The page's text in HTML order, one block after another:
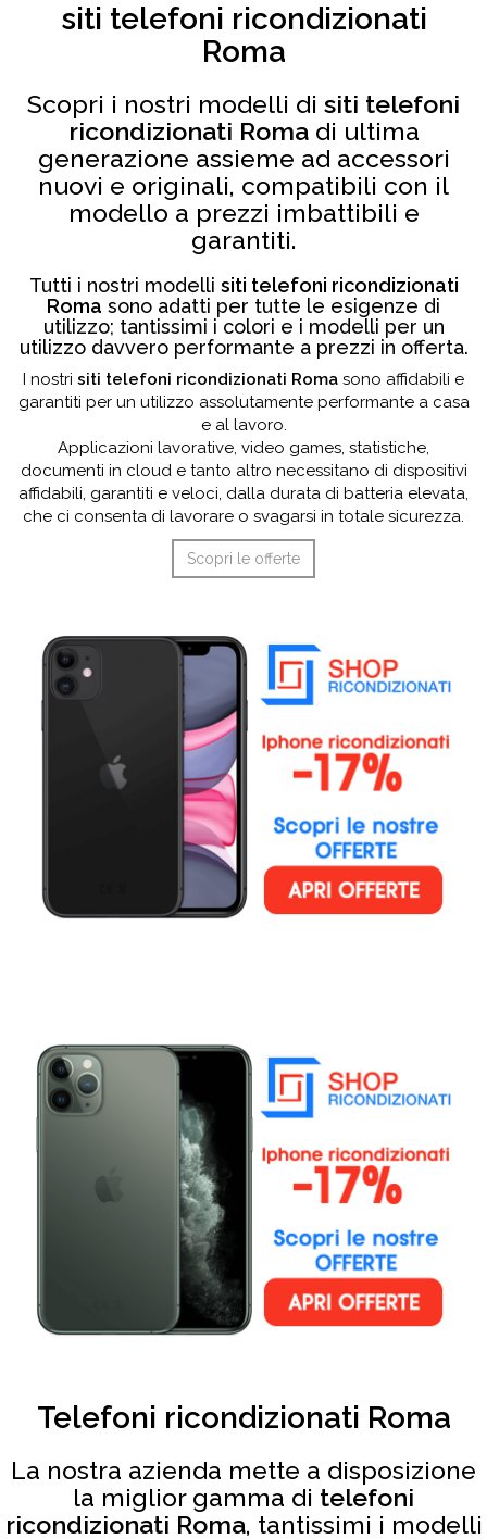
siti telefoni ricondizionati
Roma
Scopri i nostri modelli di siti telefoni
ricondizionati Romadi ultima
generazione assieme ad accessori
nuovi e originali, compatibili con il
modello a prezzi imbattibili e
garantiti.
Tutti i nostri modelli siti telefoni ricondizionati
Roma sono adatti per tutte le esigenze di
utilizzo; tantissimi i colori e i modelli per un
utilizzo davvero performante a prezzi in offerta.
I nostri siti telefoni ricondizionati Roma sono affidabili e
garantiti per un utilizzo assolutamente performante a casa
e al lavoro.
Applicazioni lavorative, video games, statistiche,
documenti in cloud e tanto altro necessitano di dispositivi
affidabili, garantiti e veloci, dalla durata di batteria elevata,
che ci consenta di lavorare o svagarsi in totale sicurezza.
Scopri le offerte
Telefoni ricondizionati Roma
La nostra azienda mette a disposizione
la miglior gamma di telefoni
ricondizionati Roma, tantissimi i modelli